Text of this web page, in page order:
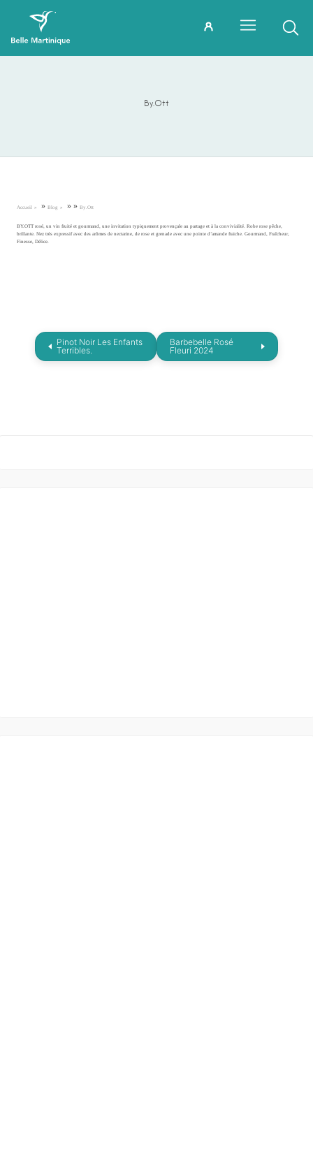
By.Ott
Accueil » Blog » » By.Ott
BY.OTT rosé, un vin fruité et gourmand, une invitation typiquement provençale au partage et à la convivialité. Robe rose pêche,
brillante. Nez très expressif avec des arômes de nectarine, de rose et grenade avec une pointe d’amande fraiche. Gourmand, Fraîcheur,
Finesse, Délice.
Pinot Noir Les Enfants
Terribles.
Barbebelle Rosé
Fleuri 2024